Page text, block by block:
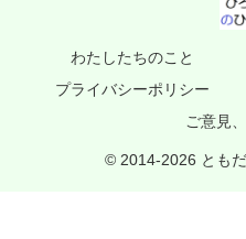
わたしたちのこと
プライバシーポリシー
ご意見
© 2014-2026 とも